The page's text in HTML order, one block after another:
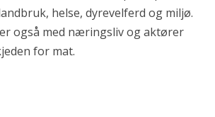
helse, dyrevelferd og miljø.
også med næringsliv og aktører
for mat.